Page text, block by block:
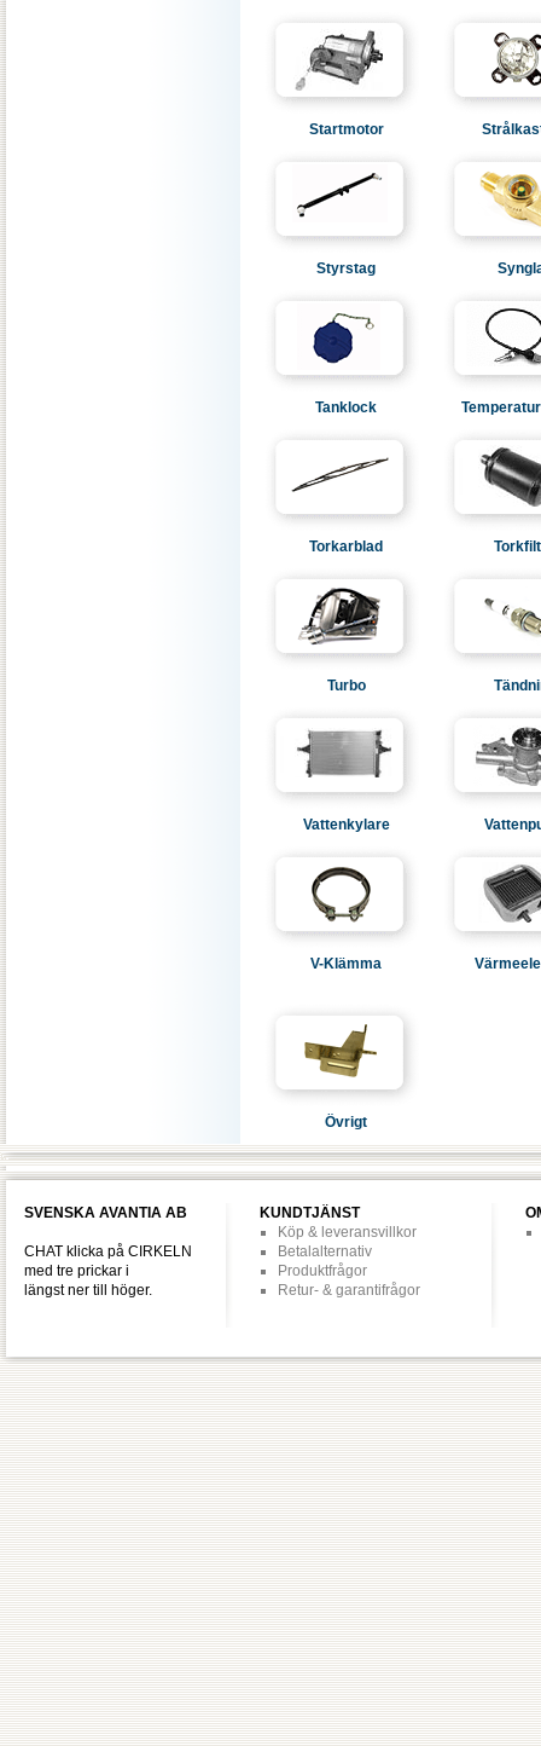
Startmotor
Styrstag
Tanklock
Torkarblad
Turbo
Vattenkylare
V-Klämma
Övrigt
SVENSKA AVANTIA AB
CHAT klicka på CIRKELN
med tre prickar i
längst ner till höger.
KUNDTJÄNST
Köp & leveransvillkor
Betalalternativ
Produktfrågor
Retur- & garantifrågor